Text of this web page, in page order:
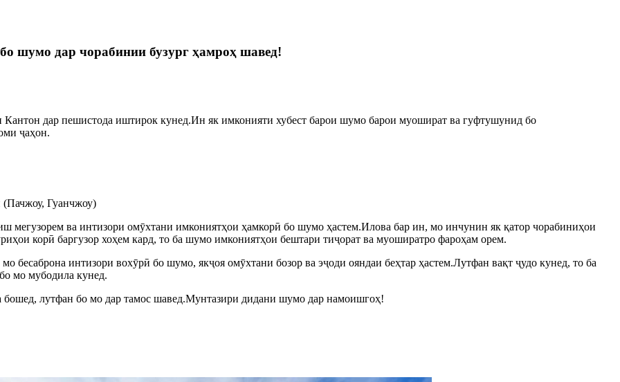
шумо дар чорабинии бузург ҳамроҳ шавед!
дар пешистода иштирок кунед.Ин як имконияти хубест барои шумо барои муошират ва гуфтушунид бо
ҷаҳон.
Гуанчжоу)
мегузорем ва интизори омӯхтани имкониятҳои ҳамкорӣ бо шумо ҳастем.Илова бар ин, мо инчунин як қатор чорабиниҳои
корӣ баргузор хоҳем кард, то ба шумо имкониятҳои бештари тиҷорат ва муоширатро фароҳам орем.
бесаброна интизори вохӯрӣ бо шумо, якҷоя омӯхтани бозор ва эҷоди ояндаи беҳтар ҳастем.Лутфан вақт ҷудо кунед, то ба
мо мубодила кунед.
лутфан бо мо дар тамос шавед.Мунтазири дидани шумо дар намоишгоҳ!